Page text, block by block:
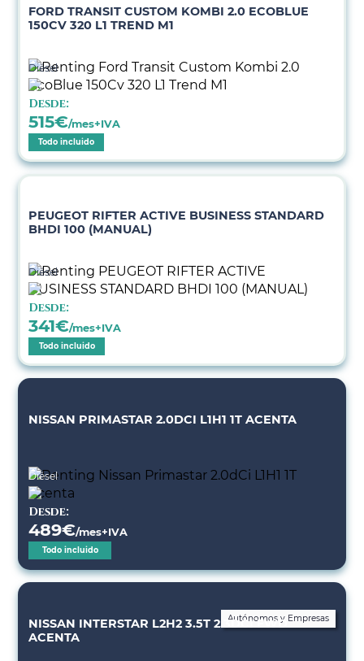
FORD TRANSIT CUSTOM KOMBI 2.0 ECOBLUE
150CV 320 L1 TREND M1
Diésel
Desde:
515€/mes+IVA
Todo incluido
PEUGEOT RIFTER ACTIVE BUSINESS STANDARD
BHDI 100 (MANUAL)
Diésel
Desde:
341€/mes+IVA
Todo incluido
NISSAN PRIMASTAR 2.0DCI L1H1 1T ACENTA
Diésel
Autónomos y Empresas
Desde:
489€/mes+IVA
Todo incluido
NISSAN INTERSTAR L2H2 3.5T 2.3DCI FWD
ACENTA